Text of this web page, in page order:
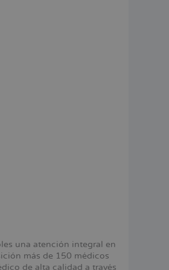
una atención integral en
más de 150 médicos
de alta calidad a través